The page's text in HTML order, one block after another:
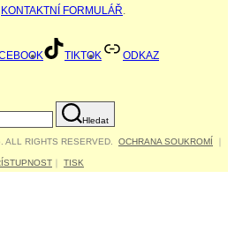
KONTAKTNÍ FORMULÁŘ.
TIKTOK ODKAZ
Hledat
ALL RIGHTS RESERVED. OCHRANA SOUKROMÍ
TISK